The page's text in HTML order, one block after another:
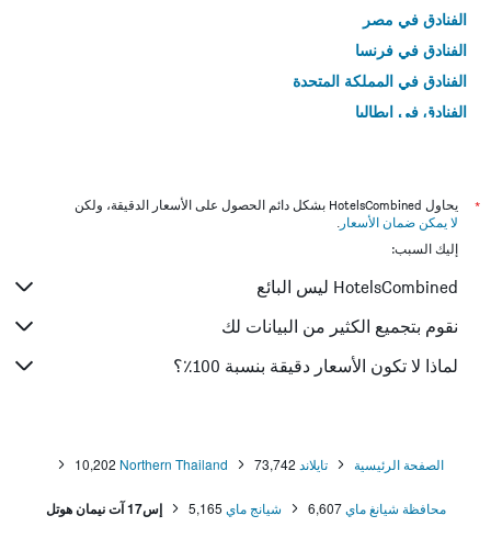
الفنادق في مصر
الفنادق في فرنسا
الفنادق في المملكة المتحدة
الفنادق في إيطاليا
*
يحاول HotelsCombined بشكل دائم الحصول على الأسعار الدقيقة، ولكن
لا يمكن ضمان الأسعار .
إليك السبب:
HotelsCombined ليس البائع
نقوم بتجميع الكثير من البيانات لك
لماذا لا تكون الأسعار دقيقة بنسبة 100٪؟
الصفحة الرئيسية تايلاند 73,742
Northern Thailand
10,202
محافظة شيانغ ماي 6,607 شيانج ماي 5,165 إس17 آت نيمان هوتل